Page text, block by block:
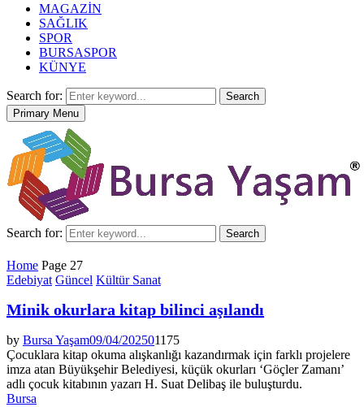
MAGAZİN
SAĞLIK
SPOR
BURSASPOR
KÜNYE
Search for:
Search
Primary Menu
Search for: Search
Home Page 27
Edebiyat Güncel Kültür Sanat
Minik okurlara kitap bilinci aşılandı
by Bursa Yaşam09/04/202501175
Çocuklara kitap okuma alışkanlığı kazandırmak için farklı projelere
imza atan Büyükşehir Belediyesi, küçük okurları ‘Göçler Zamanı’
adlı çocuk kitabının yazarı H. Suat Delibaş ile buluşturdu.
Bursa